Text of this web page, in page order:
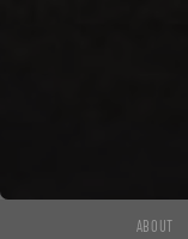
ABOUT